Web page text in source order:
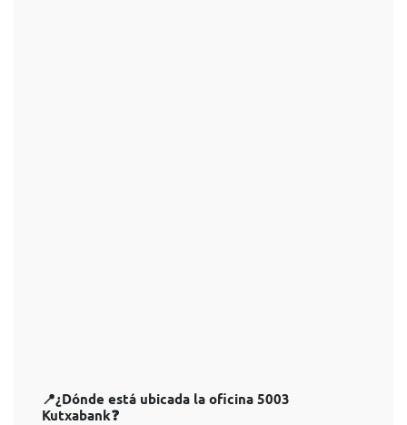
📍¿Dónde está ubicada la oficina 5003
Kutxabank❓